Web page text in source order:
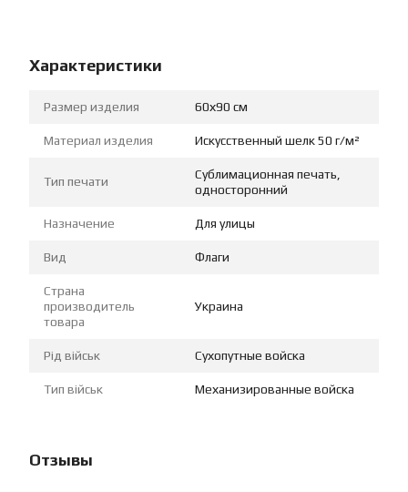
Характеристики
Размер изделия 60х90 см
Материал изделия Искусственный шелк 50 г/м²
Тип печати
Сублимационная печать,
односторонний
Назначение Для улицы
Вид Флаги
Страна
производитель
товара
Украина
Рід військ Сухопутные войска
Тип військ Механизированные войска
Отзывы